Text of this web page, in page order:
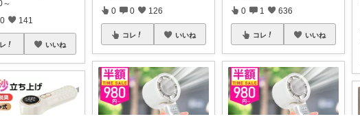
～
0 141
いいね
0 0 126
コレ いいね
0 1 636
コレ いいね